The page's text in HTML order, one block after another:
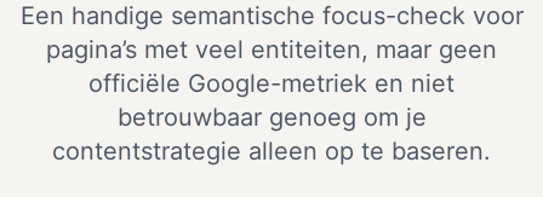
Een handige semantische focus-check voor
pagina’s met veel entiteiten, maar geen
officiële Google-metriek en niet
betrouwbaar genoeg om je
contentstrategie alleen op te baseren.